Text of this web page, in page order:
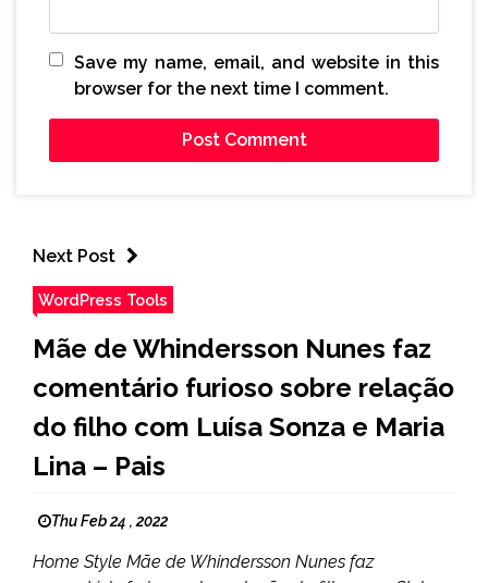
Save my name, email, and website in this
browser for the next time I comment.
Next Post
WordPress Tools
Mãe de Whindersson Nunes faz
comentário furioso sobre relação
do filho com Luísa Sonza e Maria
Lina – Pais
Thu Feb 24 , 2022
Home Style Mãe de Whindersson Nunes faz